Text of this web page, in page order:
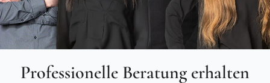
Professionelle Beratung erhalten